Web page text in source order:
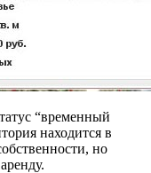
“временный
находится в
но